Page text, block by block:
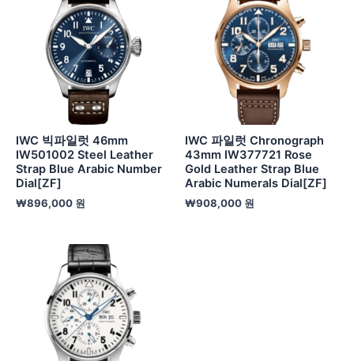
IWC 빅파일럿 46mm
IW501002 Steel Leather
Strap Blue Arabic Number
Dial[ZF]
₩896,000 원
IWC 파일럿 Chronograph
43mm IW377721 Rose
Gold Leather Strap Blue
Arabic Numerals Dial[ZF]
₩908,000 원